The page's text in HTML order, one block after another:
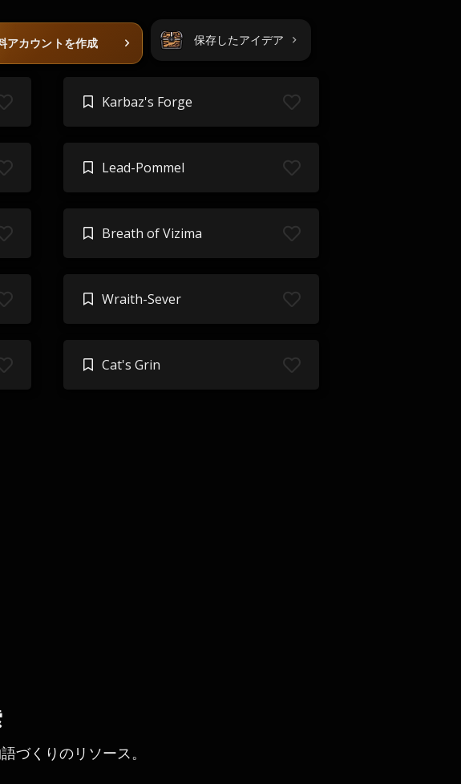
アカウントを作成 保存したアイデア
Karbaz's Forge
Lead-Pommel
Breath of Vizima
Wraith-Sever
Cat's Grin
づくりのリソース。